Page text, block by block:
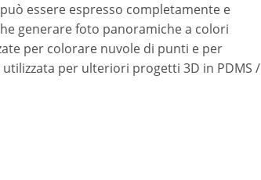
essere espresso completamente e
generare foto panoramiche a colori
per colorare nuvole di punti e per
per ulteriori progetti 3D in PDMS /